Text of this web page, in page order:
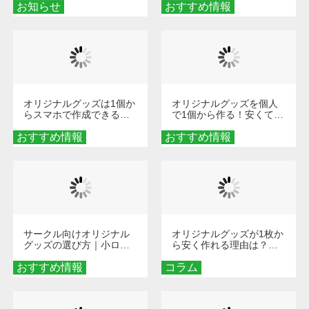
お知らせ おすすめ情報
ダーメイドする魅力と選
び方
おすすめ情報
オリジナルグッズは1個か
らスマホで作成できる！
くなる巾着＆ポーチ活用
術
おすすめ情報
オリジナルグッズを個人
で1個から作る！安くて簡
秘訣
おすすめ情報
サークル向けオリジナル
グッズの選び方｜小ロッ
める秘訣
コラム
オリジナルグッズが1枚か
ら安く作れる理由は？オ
とメリットを解説